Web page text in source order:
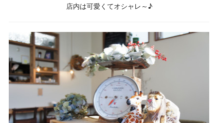
店内は可愛くてオシャレ～♪